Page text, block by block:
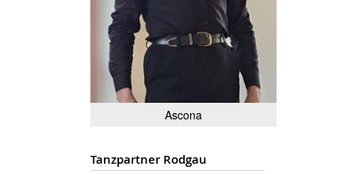
Ascona
Tanzpartner Rodgau